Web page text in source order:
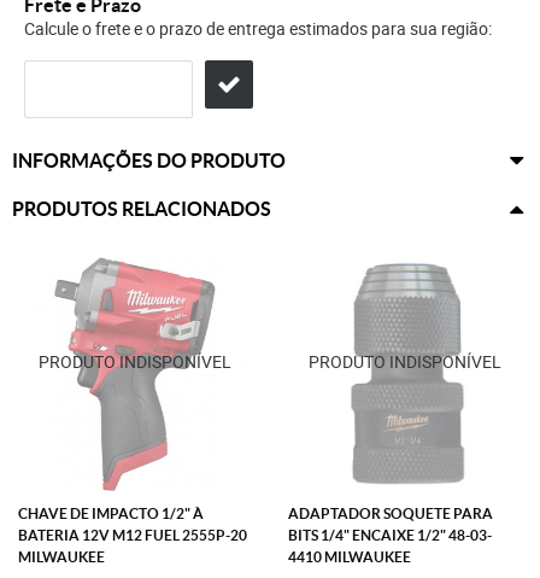
Frete e Prazo
Calcule o frete e o prazo de entrega estimados para sua região:
INFORMAÇÕES DO PRODUTO
PRODUTOS RELACIONADOS
CHAVE DE IMPACTO 1/2" À
BATERIA 12V M12 FUEL 2555P-20
MILWAUKEE
ADAPTADOR SOQUETE PARA
BITS 1/4" ENCAIXE 1/2" 48-03-
4410 MILWAUKEE